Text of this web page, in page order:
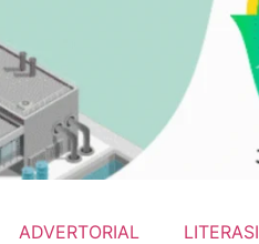
ADVERTORIAL LITERASI